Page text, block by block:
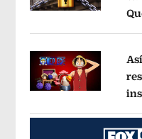
Opens in new window
Opens in new window